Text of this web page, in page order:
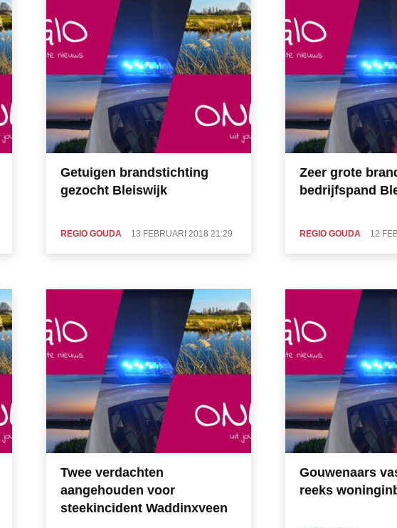
Getuigen brandstichting
gezocht Bleiswijk
REGIO GOUDA 13 FEBRUARI 2018 21:29
Zeer grote
bedrijfspand
REGIO GOUDA 12
Twee verdachten
aangehouden voor
steekincident Waddinxveen
Gouwenaars
reeks